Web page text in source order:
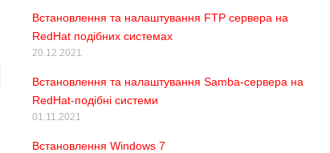
Встановлення та налаштування FTP сервера на
RedHat подібних системах
20.12.2021
Встановлення та налаштування Samba-сервера на
RedHat-подібні системи
01.11.2021
Встановлення Windows 7